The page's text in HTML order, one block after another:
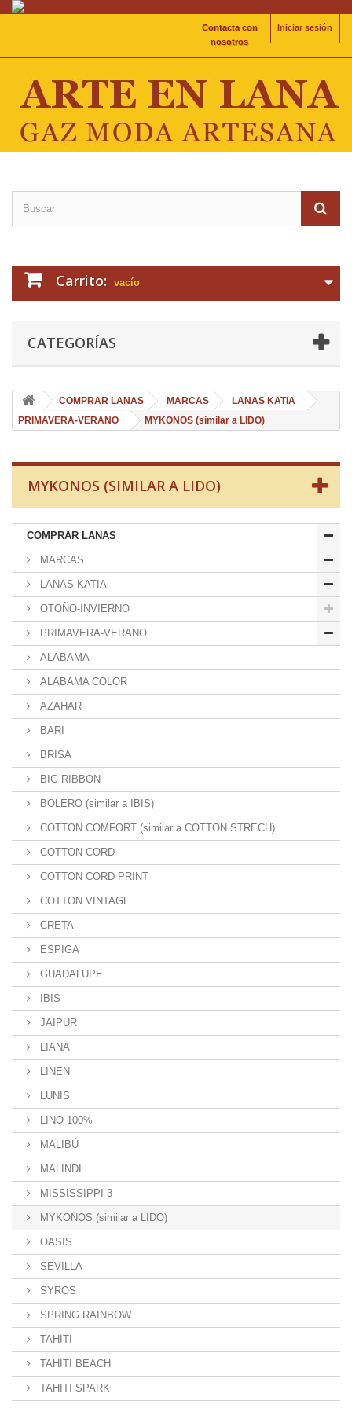
Iniciar sesión
Contacta con
nosotros
Carrito: vacío
CATEGORÍAS
COMPRAR LANAS MARCAS
LANAS KATIA
PRIMAVERA-VERANO
MYKONOS (similar a LIDO)
MYKONOS (SIMILAR A LIDO)
COMPRAR LANAS
MARCAS
LANAS KATIA
OTOÑO-INVIERNO
PRIMAVERA-VERANO
ALABAMA
ALABAMA COLOR
AZAHAR
BARI
BRISA
BIG RIBBON
BOLERO (similar a IBIS)
COTTON COMFORT (similar a COTTON STRECH)
COTTON CORD
COTTON CORD PRINT
COTTON VINTAGE
CRETA
ESPIGA
GUADALUPE
IBIS
JAIPUR
LIANA
LINEN
LUNIS
LINO 100%
MALIBÚ
MALINDI
MISSISSIPPI 3
MYKONOS (similar a LIDO)
OASIS
SEVILLA
SYROS
SPRING RAINBOW
TAHITI
TAHITI BEACH
TAHITI SPARK